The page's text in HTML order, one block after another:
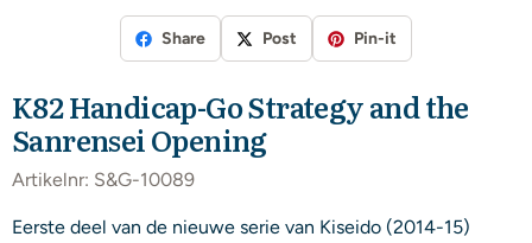
Share Post Pin-it
K82 Handicap-Go Strategy and the
Sanrensei Opening
Artikelnr: S&G-10089
Eerste deel van de nieuwe serie van Kiseido (2014-15)